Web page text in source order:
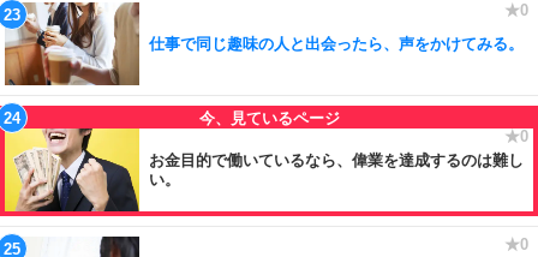
仕事で同じ趣味の人と出会ったら、声をかけてみる。
お金目的で働いているなら、偉業を達成するのは難し
い。